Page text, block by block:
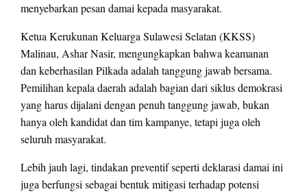
menyebarkan pesan damai kepada masyarakat.
Ketua Kerukunan Keluarga Sulawesi Selatan (KKSS)
Malinau, Ashar Nasir, mengungkapkan bahwa keamanan
dan keberhasilan Pilkada adalah tanggung jawab bersama.
Pemilihan kepala daerah adalah bagian dari siklus demokrasi
yang harus dijalani dengan penuh tanggung jawab, bukan
hanya oleh kandidat dan tim kampanye, tetapi juga oleh
seluruh masyarakat.
Lebih jauh lagi, tindakan preventif seperti deklarasi damai ini
juga berfungsi sebagai bentuk mitigasi terhadap potensi